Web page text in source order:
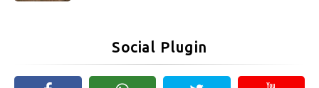
Social Plugin